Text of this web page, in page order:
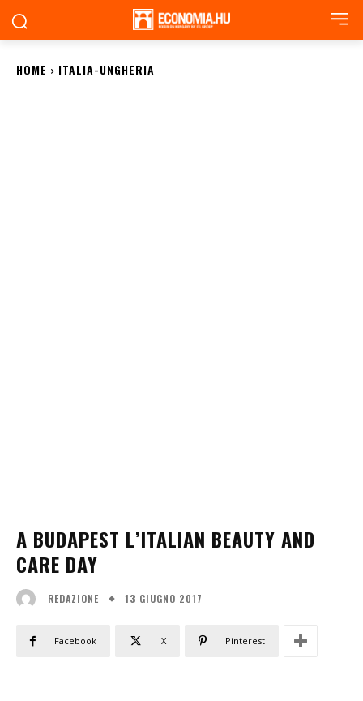
HOME ITALIA-UNGHERIA
A BUDAPEST L’ITALIAN BEAUTY AND
CARE DAY
REDAZIONE 13 GIUGNO 2017
Facebook X Pinterest